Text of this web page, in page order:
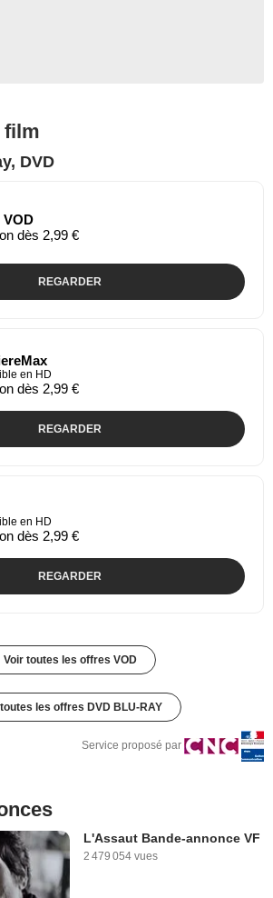
film
DVD
VOD
dès 2,99 €
REGARDER
en HD
dès 2,99 €
REGARDER
en HD
dès 2,99 €
REGARDER
Voir toutes les offres VOD
les offres DVD BLU-RAY
Service proposé par
L'Assaut Bande-annonce VF
2 479 054 vues